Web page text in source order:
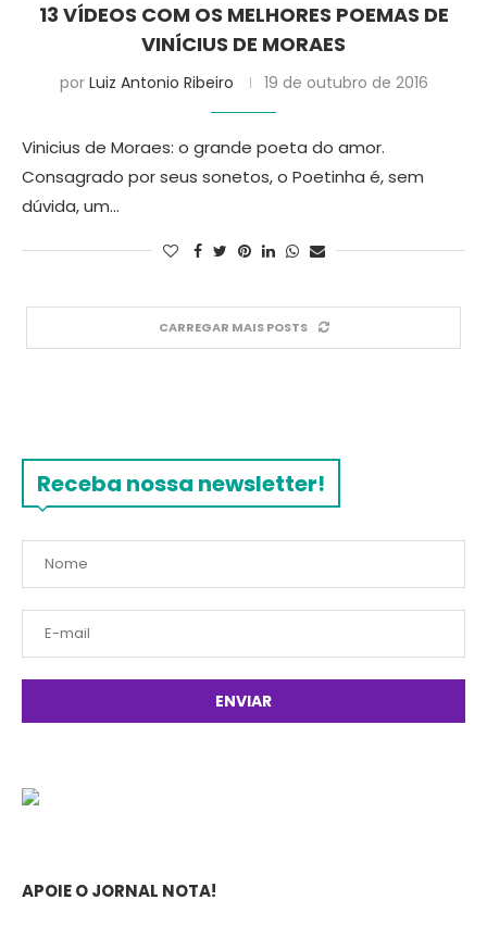
13 VÍDEOS COM OS MELHORES POEMAS DE
VINÍCIUS DE MORAES
por Luiz Antonio Ribeiro 19 de outubro de 2016
Vinicius de Moraes: o grande poeta do amor.
Consagrado por seus sonetos, o Poetinha é, sem
dúvida, um…
CARREGAR MAIS POSTS
Receba nossa newsletter!
APOIE O JORNAL NOTA!